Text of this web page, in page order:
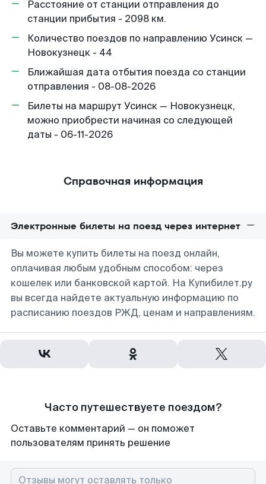
Расстояние от станции отправления до
станции прибытия - 2098 км.
Количество поездов по направлению Усинск —
Новокузнецк - 44
Ближайшая дата отбытия поезда со станции
отправления - 08-08-2026
Билеты на маршрут Усинск — Новокузнецк,
можно приобрести начиная со следующей
даты - 06-11-2026
Справочная информация
Электронные билеты на поезд через интернет
Вы можете купить билеты на поезд онлайн,
оплачивая любым удобным способом: через
кошелек или банковской картой. На Купибилет.ру
вы всегда найдете актуальную информацию по
расписанию поездов РЖД, ценам и направлениям.
Часто путешествуете поездом?
Оставьте комментарий — он поможет
пользователям принять решение